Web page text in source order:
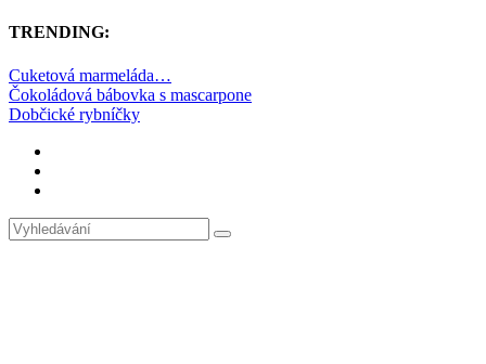
TRENDING:
Cuketová marmeláda…
Čokoládová bábovka s mascarpone
Dobčické rybníčky